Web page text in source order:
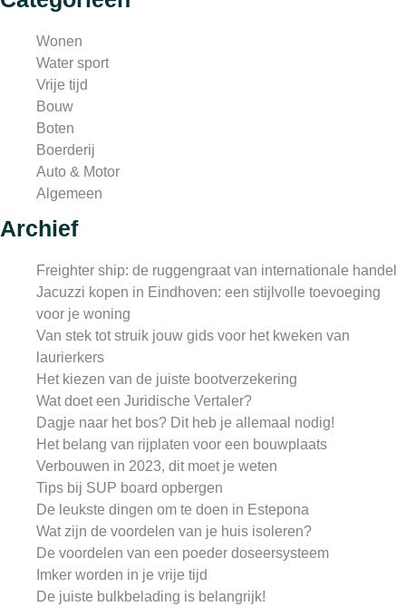
Wonen
Water sport
Vrije tijd
Bouw
Boten
Boerderij
Auto & Motor
Algemeen
Archief
Freighter ship: de ruggengraat van internationale handel
Jacuzzi kopen in Eindhoven: een stijlvolle toevoeging
voor je woning
Van stek tot struik jouw gids voor het kweken van
laurierkers
Het kiezen van de juiste bootverzekering
Wat doet een Juridische Vertaler?
Dagje naar het bos? Dit heb je allemaal nodig!
Het belang van rijplaten voor een bouwplaats
Verbouwen in 2023, dit moet je weten
Tips bij SUP board opbergen
De leukste dingen om te doen in Estepona
Wat zijn de voordelen van je huis isoleren?
De voordelen van een poeder doseersysteem
Imker worden in je vrije tijd
De juiste bulkbelading is belangrijk!